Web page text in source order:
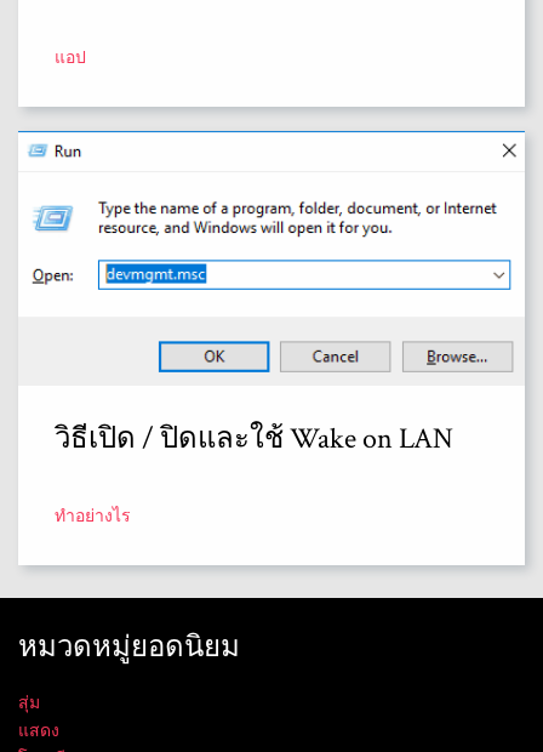
แอป
วิธีเปิด / ปิดและใช้ Wake on LAN
ทำอย่างไร
หมวดหมู่ยอดนิยม
สุ่ม
แสดง